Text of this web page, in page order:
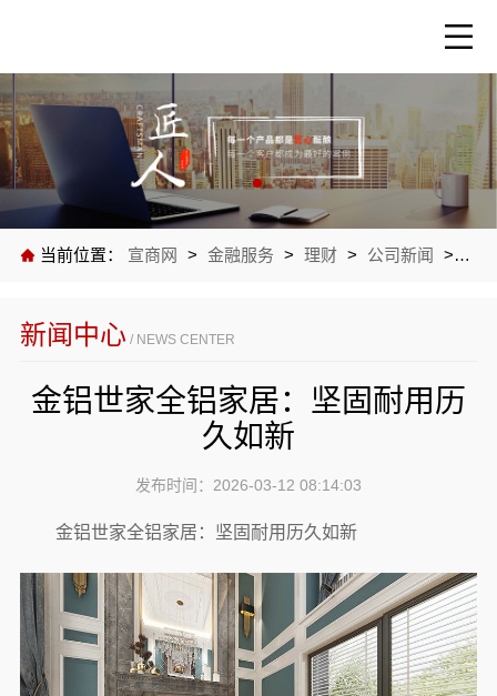
当前位置： 宣商网 > 金融服务 > 理财 > 公司新闻 > 金
新闻中心 / NEWS CENTER
金铝世家全铝家居：坚固耐用历
久如新
发布时间：2026-03-12 08:14:03
金铝世家全铝家居：坚固耐用历久如新